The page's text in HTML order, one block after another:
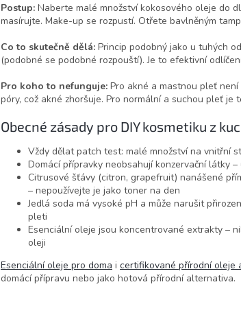
Postup: Naberte malé množství kokosového oleje do
masírujte. Make-up se rozpustí. Otřete bavlněným
Co to skutečně dělá: Princip podobný jako u tuhých
(podobné se podobné rozpouští). Je to efektivní
Pro koho to nefunguje: Pro akné a mastnou pleť
póry, což akné zhoršuje. Pro normální a suchou pleť je
Obecné zásady pro DIY kosmetiku z
Vždy dělat patch test: malé množství na vnitřní
Domácí přípravky neobsahují konzervační látky
Citrusové šťávy (citron, grapefruit) nanášené
– nepoužívejte je jako toner na den
Jedlá soda má vysoké pH a může narušit
pleti
Esenciální oleje jsou koncentrované extrakty –
oleji
Esenciální oleje pro doma i certifikované přírodní oleje
domácí přípravu nebo jako hotová přírodní alternativa.